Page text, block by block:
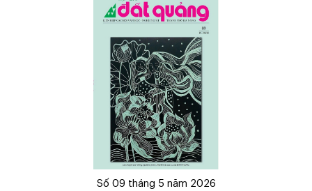
Số 09 tháng 5 năm 2026